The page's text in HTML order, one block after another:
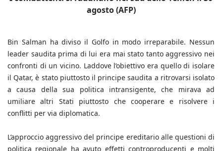
agosto (AFP)
Bin Salman ha diviso il Golfo in modo irreparabile. Nessun
leader saudita prima di lui era mai stato tanto aggressivo nei
confronti di un vicino. Laddove l’obiettivo era quello di isolare
il Qatar, è stato piuttosto il principe saudita a ritrovarsi isolato
a causa della sua politica intransigente, che mirava ad
umiliare altri Stati piuttosto che cooperare e risolvere i
conflitti per via diplomatica.
L’approccio aggressivo del principe ereditario alle questioni di
politica regionale ha avuto effetti controproducenti e molti